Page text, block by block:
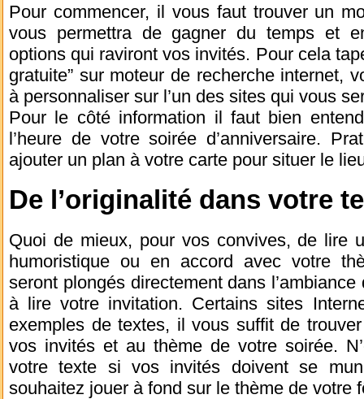
Pour commencer, il vous faut trouver un
vous permettra de gagner du temps et
options qui raviront vos invités. Pour cela
gratuite” sur moteur de recherche internet,
à personnaliser sur l’un des sites qui vous
Pour le côté information il faut bien
l’heure de votre soirée d’anniversaire.
ajouter un plan à votre carte pour situer le
De l’originalité dans votre
Quoi de mieux, pour vos convives, de lire
humoristique ou en accord avec votre
seront plongés directement dans
à lire votre invitation. Certains sites
exemples de textes, il vous suffit de
vos invités et au thème de votre soirée.
votre texte si vos invités doivent se
souhaitez jouer à fond sur le thème de votre